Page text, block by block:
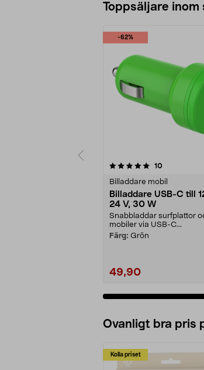
Toppsäljare
-62%
10recensioner
Billaddare mobil
Billaddare USB-C till
24 V, 30 W
Snabbladdar surfplattor
mobiler via USB-C...
Färg: Grön
49,90
4.5 av 5 stjärnor
Ovanligt bra pris
Kolla priset